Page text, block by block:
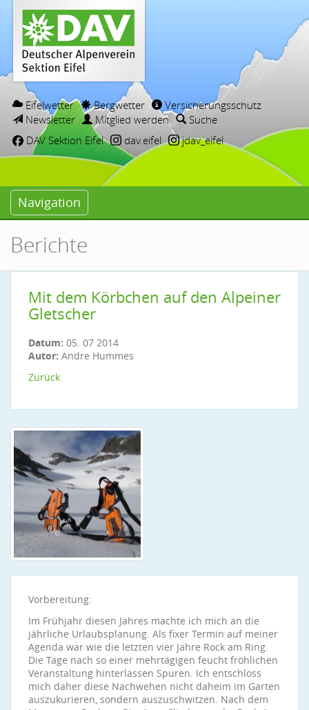
Eifelwetter Bergwetter
Versicherungsschutz
Newsletter
Mitglied werden
Suche
DAV Sektion Eifel
dav.eifel jdav_eifel
Navigation
Berichte
Mit dem Körbchen auf den Alpeiner
Gletscher
Datum: 05. 07 2014
Autor: Andre Hummes
Zurück
Vorbereitung:
Im Frühjahr diesen Jahres machte ich mich an die
jährliche Urlaubsplanung. Als fixer Termin auf meiner
Agenda war wie die letzten vier Jahre Rock am Ring.
Die Tage nach so einer mehrtägigen feucht fröhlichen
Veranstaltung hinterlassen Spuren. Ich entschloss
mich daher diese Nachwehen nicht daheim im Garten
auszukurieren, sondern auszuschwitzen. Nach dem